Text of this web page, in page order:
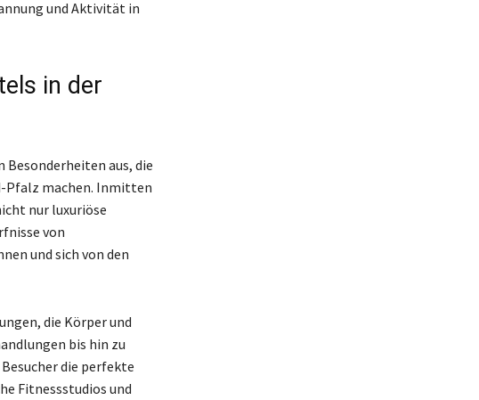
und Aktivität in
in der
Besonderheiten aus, die
Pfalz machen. Inmitten
nur luxuriöse
von
und sich von den
die Körper und
bis hin zu
die perfekte
Fitnessstudios und